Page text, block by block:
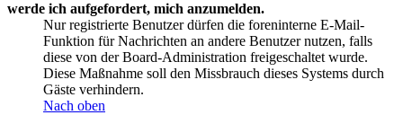
werde ich aufgefordert, mich anzumelden.
Nur registrierte Benutzer dürfen die foreninterne E-Mail-
Funktion für Nachrichten an andere Benutzer nutzen, falls
diese von der Board-Administration freigeschaltet wurde.
Diese Maßnahme soll den Missbrauch dieses Systems durch
Gäste verhindern.
Nach oben